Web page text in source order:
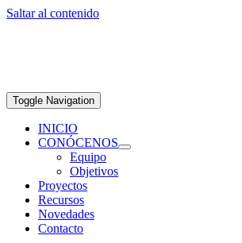
Saltar al contenido
Toggle Navigation
INICIO
CONÓCENOS
Equipo
Objetivos
Proyectos
Recursos
Novedades
Contacto